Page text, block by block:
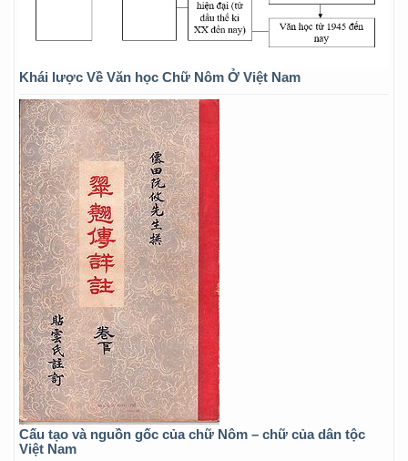
Khái lược Về Văn học Chữ Nôm Ở Việt Nam
Cấu tạo và nguồn gốc của chữ Nôm – chữ của dân tộc
Việt Nam